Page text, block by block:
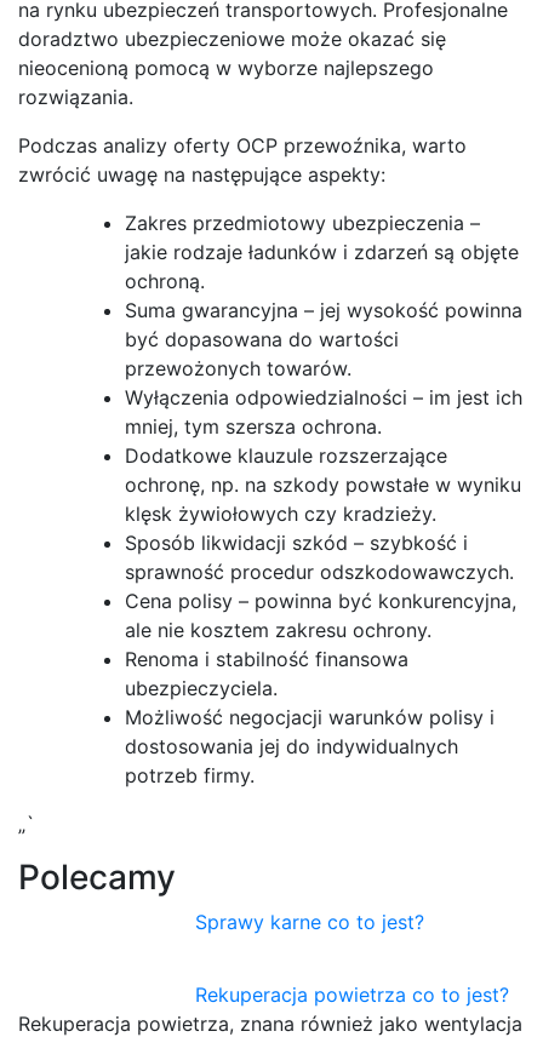
na rynku ubezpieczeń transportowych. Profesjonalne
doradztwo ubezpieczeniowe może okazać się
nieocenioną pomocą w wyborze najlepszego
rozwiązania.
Podczas analizy oferty OCP przewoźnika, warto
zwrócić uwagę na następujące aspekty:
Zakres przedmiotowy ubezpieczenia –
jakie rodzaje ładunków i zdarzeń są objęte
ochroną.
Suma gwarancyjna – jej wysokość powinna
być dopasowana do wartości
przewożonych towarów.
Wyłączenia odpowiedzialności – im jest ich
mniej, tym szersza ochrona.
Dodatkowe klauzule rozszerzające
ochronę, np. na szkody powstałe w wyniku
klęsk żywiołowych czy kradzieży.
Sposób likwidacji szkód – szybkość i
sprawność procedur odszkodowawczych.
Cena polisy – powinna być konkurencyjna,
ale nie kosztem zakresu ochrony.
Renoma i stabilność finansowa
ubezpieczyciela.
Możliwość negocjacji warunków polisy i
dostosowania jej do indywidualnych
potrzeb firmy.
„`
Polecamy
Sprawy karne co to jest?
Rekuperacja powietrza co to jest?
Rekuperacja powietrza, znana również jako wentylacja